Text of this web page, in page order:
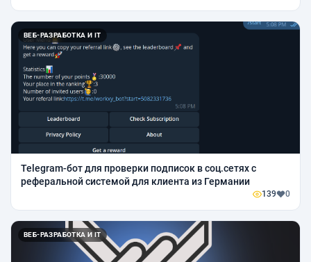
ВЕБ-РАЗРАБОТКА И IT
Telegram-бот для проверки подписок в соц.сетях с
реферальной системой для клиента из Германии
139 0
ВЕБ-РАЗРАБОТКА И IT